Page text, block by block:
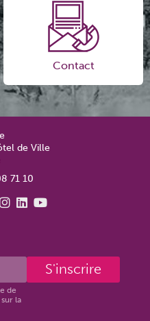
Contact
de Ville
71 10
de
la
S'inscrire